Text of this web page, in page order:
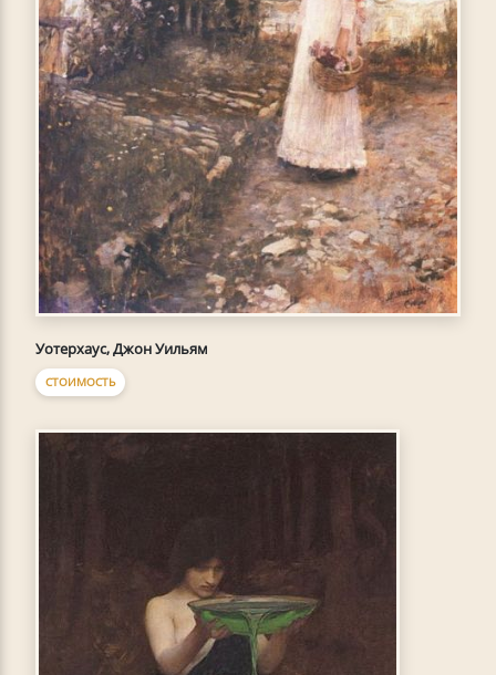
Уотерхаус, Джон Уильям
СТОИМОСТЬ